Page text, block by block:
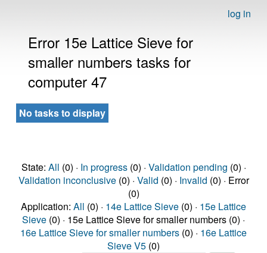
log in
Error 15e Lattice Sieve for
smaller numbers tasks for
computer 47
No tasks to display
State: All (0) · In progress(0) · Validation pending (0) ·
Validation inconclusive(0) · Valid (0) · Invalid (0) · Error
(0)
Application: All (0) · 14e Lattice Sieve (0) · 15e Lattice
Sieve (0) · 15e Lattice Sieve for smaller numbers (0) ·
16e Lattice Sieve for smaller numbers (0) · 16e Lattice
Sieve V5 (0)